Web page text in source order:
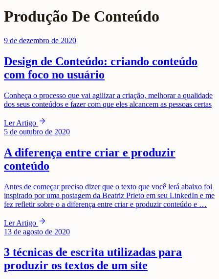
Produção De Conteúdo
9 de dezembro de 2020
Design de Conteúdo: criando conteúdo
com foco no usuário
Conheça o processo que vai agilizar a criação, melhorar a qualidade
dos seus conteúdos e fazer com que eles alcancem as pessoas certas
Ler Artigo arrow_forward
5 de outubro de 2020
A diferença entre criar e produzir
conteúdo
Antes de começar preciso dizer que o texto que você lerá abaixo foi
inspirado por uma postagem da Beatriz Prieto em seu LinkedIn e me
fez refletir sobre o a diferença entre criar e produzir conteúdo e …
Ler Artigo arrow_forward
13 de agosto de 2020
3 técnicas de escrita utilizadas para
produzir os textos de um site